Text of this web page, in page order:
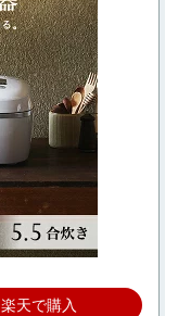
楽天で購入